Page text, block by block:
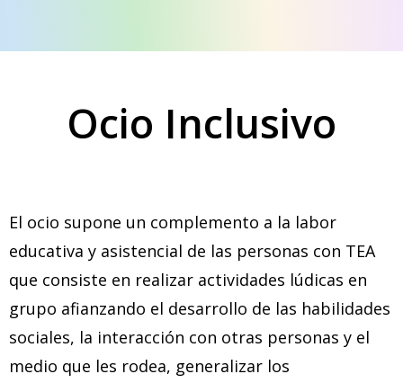
Ocio Inclusivo
El ocio supone un complemento a la labor
educativa y asistencial de las personas con TEA
que consiste en realizar actividades lúdicas en
grupo afianzando el desarrollo de las habilidades
sociales, la interacción con otras personas y el
medio que les rodea, generalizar los